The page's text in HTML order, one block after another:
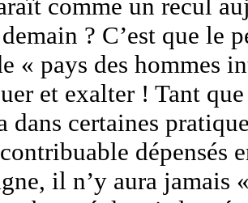
comme un recul
? C’est que le
« pays des hommes
et exalter ! Tant
dans certaines
dépensés
il n’y aura jamais